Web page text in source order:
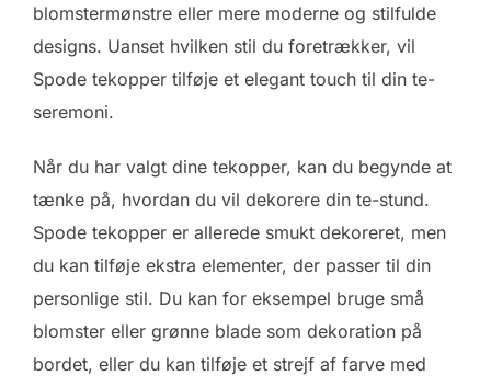
blomstermønstre eller mere moderne og stilfulde
designs. Uanset hvilken stil du foretrækker, vil
Spode tekopper tilføje et elegant touch til din te-
seremoni.
Når du har valgt dine tekopper, kan du begynde at
tænke på, hvordan du vil dekorere din te-stund.
Spode tekopper er allerede smukt dekoreret, men
du kan tilføje ekstra elementer, der passer til din
personlige stil. Du kan for eksempel bruge små
blomster eller grønne blade som dekoration på
bordet, eller du kan tilføje et strejf af farve med